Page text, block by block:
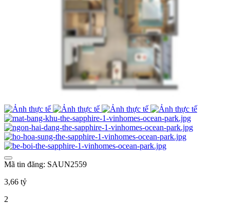
Mã tin đăng: SAUN2559
3,66 tỷ
2